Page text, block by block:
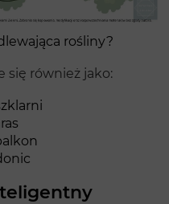
rośliny?
się również jako: